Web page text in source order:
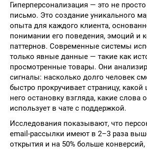
Гиперперсонализация — это не
письмо. Это создание уникального
опыта для каждого клиента,
понимании его поведения, эмоций и
паттернов. Современные системы
только явные данные — такие как
просмотренные товары. Они
сигналы: насколько долго человек
быстро прокручивает страницу,
него остановку взгляда, какие слова
использует в чате с поддержкой.
Исследования показывают, что
email-рассылки имеют в 2–3 раза
открытия и на 50% больше